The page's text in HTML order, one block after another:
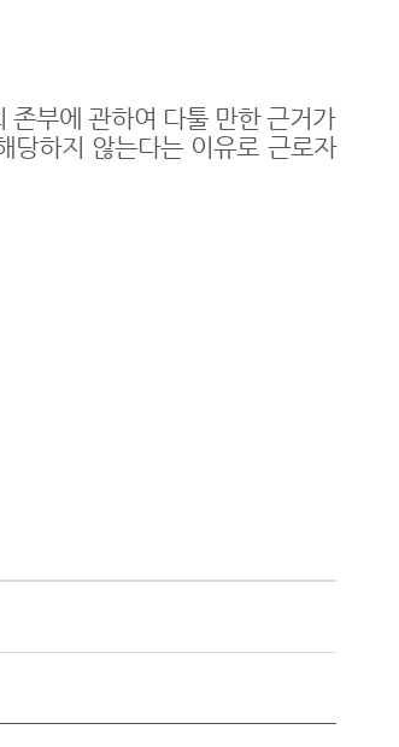
존부에 관하여 다툴 만한 근거가
당하지 않는다는 이유로 근로자